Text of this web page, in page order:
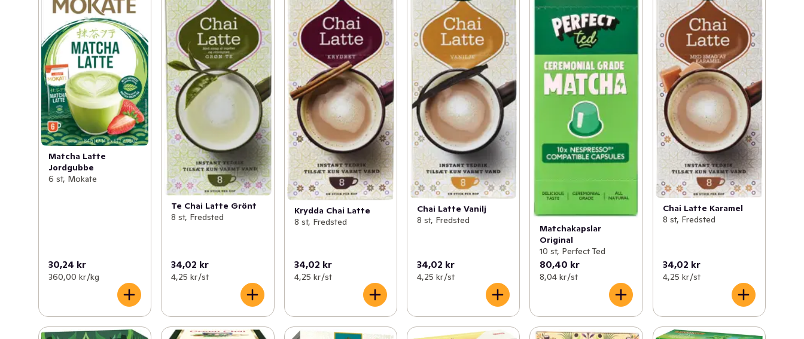
Matcha Latte
Jordgubbe
6 st, Mokate
30,24 kr
360,00 kr /kg
Te Chai Latte Grönt
8 st, Fredsted
34,02 kr
4,25 kr /st
Krydda Chai Latte
8 st, Fredsted
34,02 kr
4,25 kr /st
Chai Latte Vanilj
8 st, Fredsted
34,02 kr
4,25 kr /st
Matchakapslar
Original
10 st, Perfect Ted
80,40 kr
8,04 kr /st
Chai Latte Karamel
8 st, Fredsted
34,02 kr
4,25 kr /st